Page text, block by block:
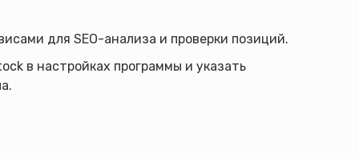
для SEO-анализа и проверки позиций.
в настройках программы и указать